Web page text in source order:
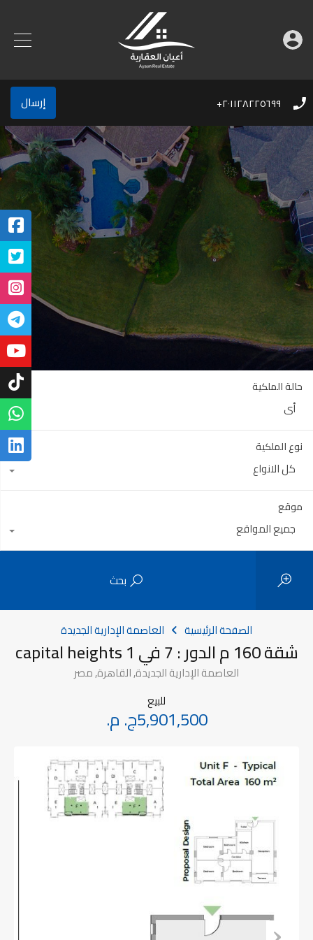
٢٠١١٢٨٢٢٥٦٩٩+ إرسال
حالة الملكية
أي
نوع الملكية
كل الانواع
موقع
جميع المواقع
بحث
الصفحة الرئيسية العاصمة الإدارية الجديدة
شقة 160 م الدور : 7 في capital heights 1
العاصمة الإدارية الجديدة, القاهرة, مصر
للبيع
5,901,500ج. م.